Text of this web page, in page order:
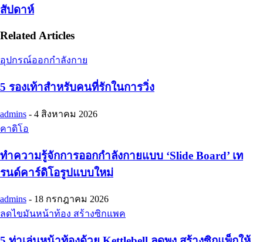
สัปดาห์
Related Articles
อุปกรณ์ออกกำลังกาย
5 รองเท้าสำหรับคนที่รักในการวิ่ง
admins - 4 สิงหาคม 2026
คาดิโอ
ทำความรู้จักการออกกำลังกายแบบ ‘Slide Board’ เท
รนด์คาร์ดิโอรูปแบบใหม่
admins - 18 กรกฎาคม 2026
ลดไขมันหน้าท้อง สร้างซิกแพค